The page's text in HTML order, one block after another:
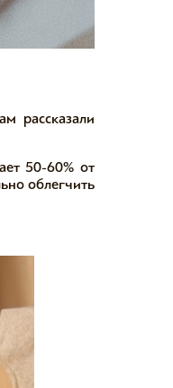
рассказали
50-60% от
облегчить